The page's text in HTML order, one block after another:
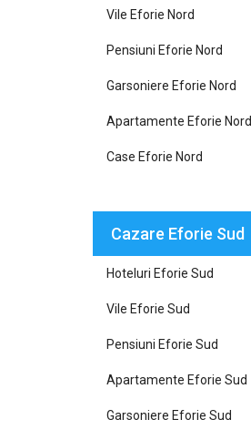
Vile Eforie Nord
Pensiuni Eforie Nord
Garsoniere Eforie Nord
Apartamente Eforie Nord
Case Eforie Nord
Cazare Eforie Sud
Hoteluri Eforie Sud
Vile Eforie Sud
Pensiuni Eforie Sud
Apartamente Eforie Sud
Garsoniere Eforie Sud